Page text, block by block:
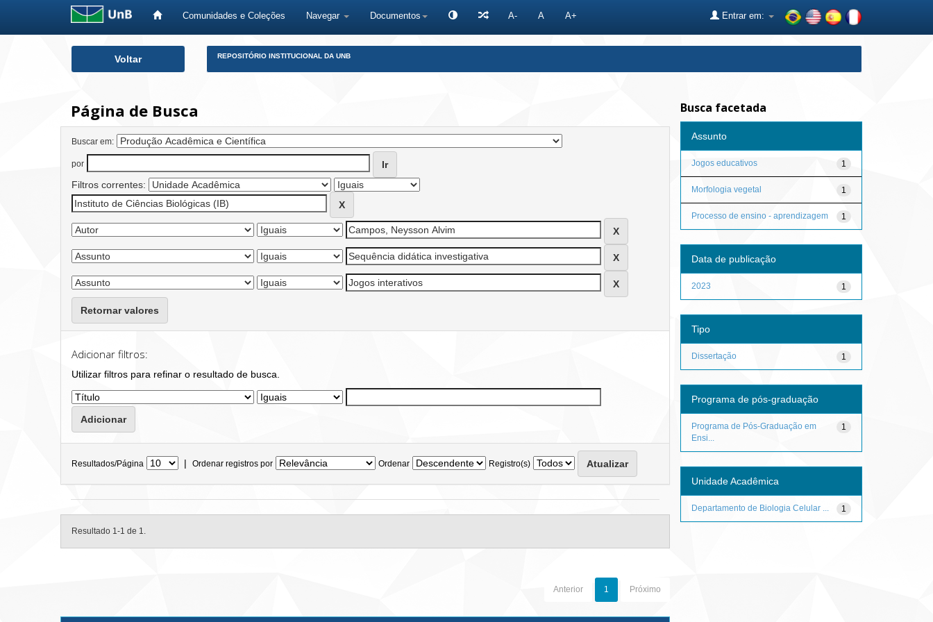
Comunidades e Coleções Navegar Documentos A- A A+ Entrar em:
Voltar REPOSITÓRIO INSTITUCIONAL DA UNB
Página de Busca
Buscar em:
por
Filtros correntes:
Retornar valores
Adicionar filtros:
Utilizar filtros para refinar o resultado de busca.
Resultados/Página | Ordenar registros por Ordenar Registro(s)
Resultado 1-1 de 1.
Anterior 1 Próximo
Busca facetada
Assunto
1
Jogos educativos
1
Morfologia vegetal
1
Processo de ensino - aprendizagem
Data de publicação
1
2023
Tipo
1
Dissertação
Programa de pós-graduação
1
Programa de Pós-Graduação em
Ensi...
Unidade Acadêmica
1
Departamento de Biologia Celular ...